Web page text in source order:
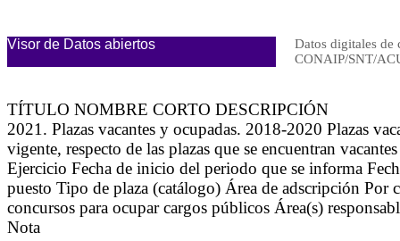
Visor de Datos abiertos
Datos digitales de
CONAIP/SNT/
TÍTULO NOMBRE CORTO DESCRIPCIÓN
2021. Plazas vacantes y ocupadas. 2018-2020 Plazas
vigente, respecto de las plazas que se encuentran
Ejercicio Fecha de inicio del periodo que se informa
puesto Tipo de plaza (catálogo) Área de adscripción Por
concursos para ocupar cargos públicos Área(s)
Nota